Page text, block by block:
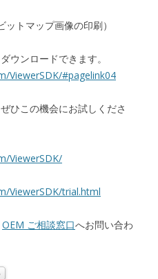
トマップ画像の印刷）
ウンロードできます。
ViewerSDK/#pagelink04
ひこの機会にお試しくださ
ViewerSDK/
ViewerSDK/trial.html
OEM ご相談窓口へお問い合わ